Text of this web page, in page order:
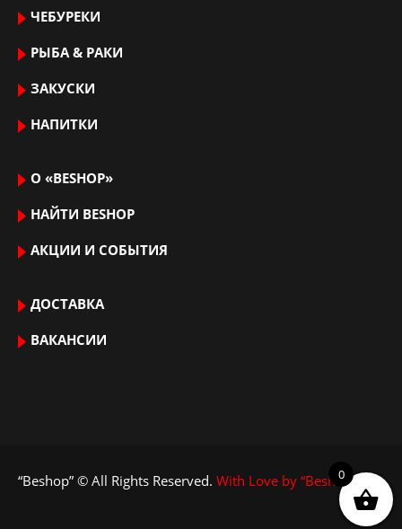
ЧЕБУРЕКИ
РЫБА & РАКИ
ЗАКУСКИ
НАПИТКИ
О «BESHOP»
НАЙТИ ВЕSHOP
АКЦИИ И СОБЫТИЯ
ДОСТАВКА
ВАКАНСИИ
“Beshop” © All Rights Reserved. With Love by “Beshop”
0